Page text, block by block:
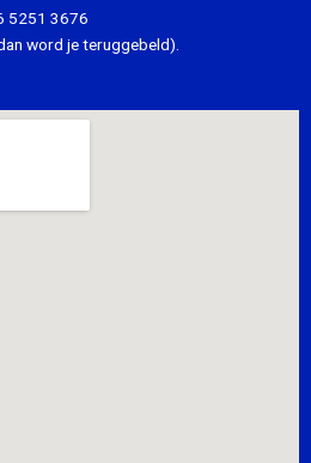
5251 3676
word je teruggebeld).